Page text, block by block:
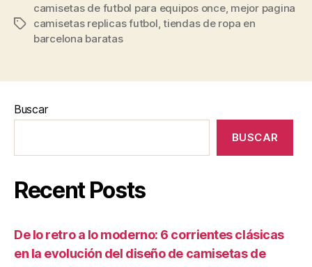
Etiquetas
camisetas de futbol para equipos once, mejor pagina
camisetas replicas futbol ,tiendas de ropa en
barcelona baratas
Buscar
BUSCAR
Recent Posts
De lo retro a lo moderno: 6 corrientes clásicas
en la evolución del diseño de camisetas de